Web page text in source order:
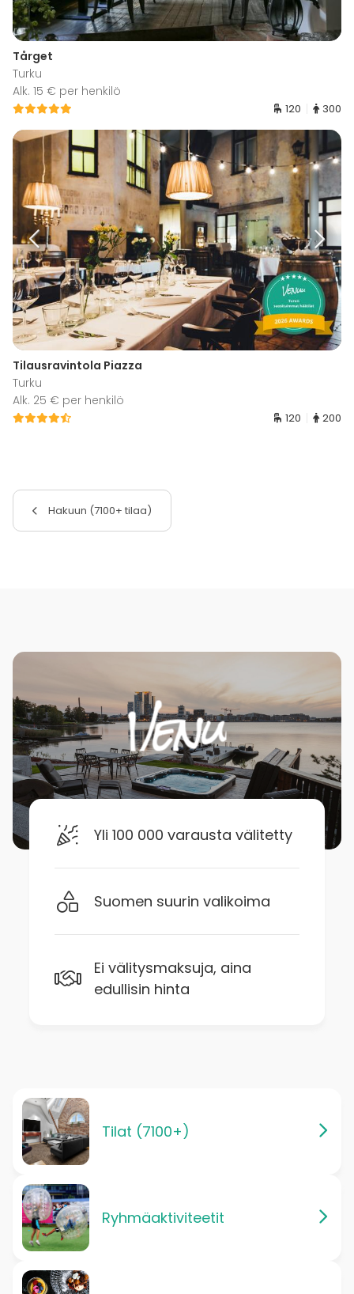
Tårget
Turku
Alk. 15 € per henkilö
120 300
Tilausravintola Piazza
Turku
Alk. 25 € per henkilö
120 200
Hakuun (7100+ tilaa)
Yli 100 000 varausta välitetty
Suomen suurin valikoima
Ei välitysmaksuja, aina
edullisin hinta
Tilat (7100+)
Ryhmäaktiviteetit